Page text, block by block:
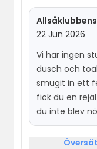
welches wir
Gebucht
der
grau),
etwas in die
Haus mit
Ausstattung
Dusche und
was absolut
22 Jun 2026
Vi har ingen
dusch och
smugit in ett
fick du en
du inte blev